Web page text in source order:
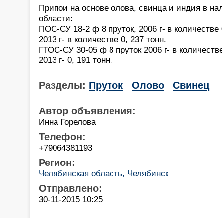
Припои на основе олова, свинца и индия в
области:
ПОС-СУ 18-2 ф 8 пруток, 2006 г- в количестве
2013 г- в количестве 0, 237 тонн.
ГТОС-СУ 30-05 ф 8 пруток 2006 г- в
2013 г- 0, 191 тонн.
Разделы: Пруток Олово Свинец
Автор объявления:
Инна Горелова
Телефон:
+79064381193
Регион:
Челябинская область, Челябинск
Отправлено:
30-11-2015 10:25